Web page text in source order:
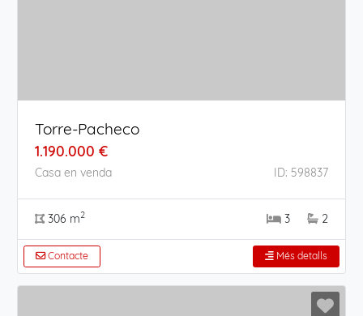
Torre-Pacheco
1.190.000 €
Casa en venda ID: 598837
306 m2 3 2
Contacte Més detalls